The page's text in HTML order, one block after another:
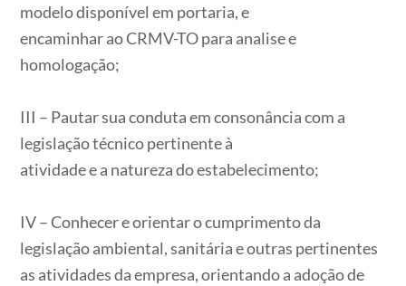
modelo disponível em portaria, e
encaminhar ao CRMV-TO para analise e
homologação;
III – Pautar sua conduta em consonância com a
legislação técnico pertinente à
atividade e a natureza do estabelecimento;
IV – Conhecer e orientar o cumprimento da
legislação ambiental, sanitária e outras pertinentes
as atividades da empresa, orientando a adoção de